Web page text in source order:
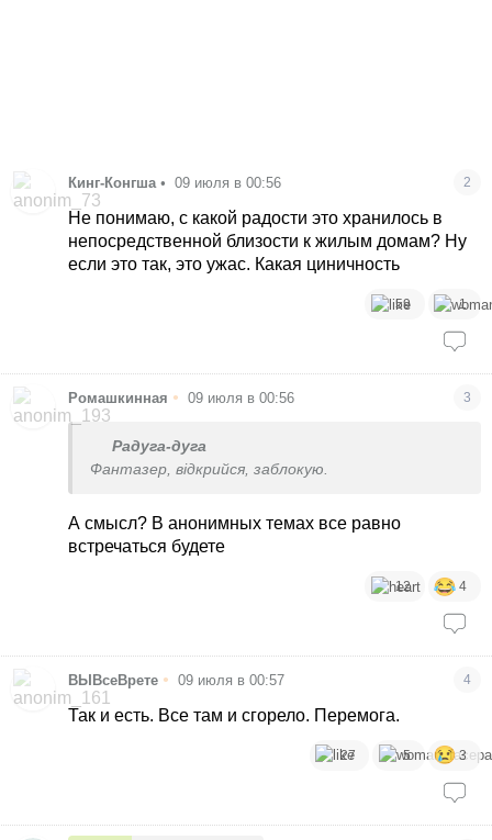
Кинг-Конгша • 09 июля в 00:56 2
Не понимаю, с какой радости это хранилось в
непосредственной близости к жилым домам? Ну
если это так, это ужас. Какая циничность
59 1
Ромашкинная • 09 июля в 00:56 3
Радуга-дуга
Фантазер, відкрийся, заблокую.
А смысл? В анонимных темах все равно
встречаться будете
12 4
ВЫВсеВрете • 09 июля в 00:57 4
Так и есть. Все там и сгорело. Перемога.
27 5 3